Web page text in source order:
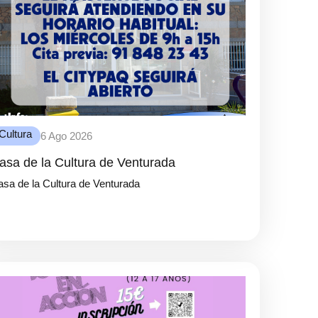
6 Ago 2026
de la Cultura de Venturada
de la Cultura de Venturada